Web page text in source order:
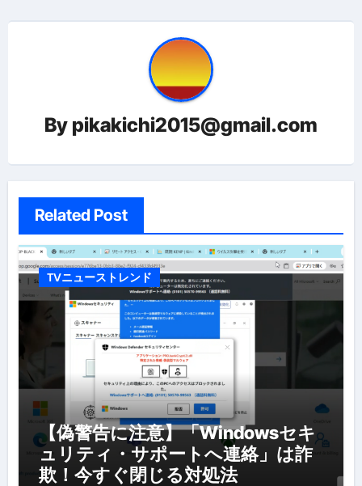
ビ
シBy pikakichi2015@gmail.com
Related Post
TVニューストレンド
【偽警告に注意】「Windowsセキ
ュリティ・サポートへ連絡」は詐
欺！今すぐ閉じる対処法